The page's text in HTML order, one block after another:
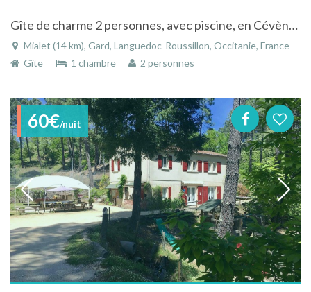
Gîte de charme 2 personnes, avec piscine, en Cévènnes Méridionales
Mialet (14 km), Gard, Languedoc-Roussillon, Occitanie, France
Gîte
1 chambre 2 personnes
60€/nuit